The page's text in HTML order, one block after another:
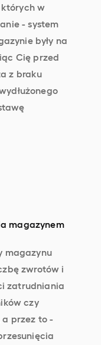
w
- system
były na
Cię przed
z braku
magazynem
magazynu
zwrotów i
zatrudniania
czy
przez to -